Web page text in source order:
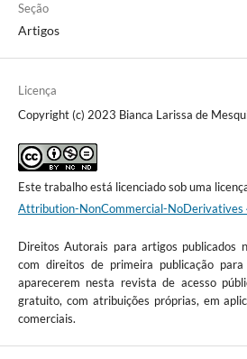
Seção
Artigos
Licença
Copyright (c) 2023 Bianca Larissa de
Este trabalho está licenciado sob uma
Attribution-NonCommercial-NoDerivatives
Direitos Autorais para artigos publicados
com direitos de primeira publicação
aparecerem nesta revista de acesso
gratuito, com atribuições próprias, em
comerciais.